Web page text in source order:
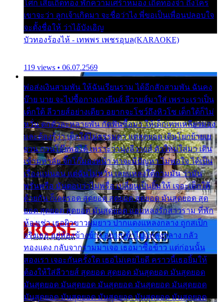
โศก เสียเถิดทอง พักความเศร้าหมอง เถิดทองจ๋า ถึงใคร
เขาจะว่า ลูกเจ้าเกิดมา จะชื่อว่าไง พี่ขอเป็นเพื่อนปลอบใจ
จะตั้งชื่อให้ ว่าไอ้บังเอิญ
บัวทองร้องไห้ - เทพพร เพชรอุบล(KARAOKE)
119 views • 06.07.2569
พ่อส่งเงินสามพัน ให้ฉันเรียนราม ได้อีกสักสามพัน ฉันคง
บ๊าย บาย จะไปซื้อกางเกงยีนส์ ลีวายส์มาใส่ เพราะเราเป็น
เด็กใต้ ลีวายส์อย่างเดียว อยากจะโชว์ถึงหิวโซ เด็กใต้ก็ไม่
หวั่น ตกตัวละหลายพัน กัดฟันซื้อมา ให้เด็กเทพเหลียวมอง
และต้องรู้ว่า เด็กใต้ไม่ธรรมดา แต่สุดยอด เดินโยกย้ายเย
ยวน กวนโอ๊ยพอได้ เพราะว่านุ่งลีวายส์ ตัวใหม่ใส่มา เดิน
เข้ามหาลัย จิ๊กโก๊มองหน้า ท่าจะมีปัญหา ไม่พอใจ ได้เป็น
เรื่องแน่นอน แต่ฉันไม่หวั่น เลยแหลงใต้ถามมัน ว่ามัน
พรั่นพรือ มันตอบว่าไม่พรื่อ เปลี่ยนเป็นยิ้มให้ เจอะเด็กใต้
ด้วยกัน ก็เลยรอด สุดยอด สุดยอด สุดยอด มันสุดยอด สุด
ยอด สุดยอด สุดยอด มันสุดยอด แอบหลงรักสาวราม ที่พัก
ห้องเช่า เธอผิวขาวผมยาว ปากแดงแหลงกลาง ถูกสเป็ก
จริงเธอ อยู่ห้องข้างข้าง อยากเข้าไปแหลงกลาง กลัว
ทองแดง กลับจากรามมาเจอ เธอมาซื้อข้าว แต่ก่อนนั้น
สองเรา เจอะกันครั้งใด เธอไม่เคยไยดี คราวนี้เธอยิ้มให้
ต้องให้ใส่ลีวายส์ สุดยอด สุดยอด มันสุดยอด มันสุดยอด
มันสุดยอด มันสุดยอด มันสุดยอด มันสุดยอด มันสุดยอด
มันสุดยอด มันสุดยอด มันสุดยอด มันสุดยอด มันสุดยอด